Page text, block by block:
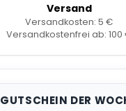
Versand
Versandkosten: 5 €
Versandkostenfrei ab: 100
GUTSCHEIN DER